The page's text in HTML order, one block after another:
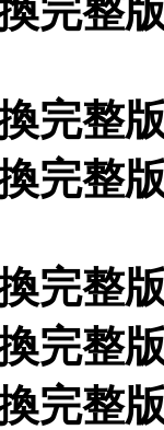
完整
完整
完整
完整
完整
完整